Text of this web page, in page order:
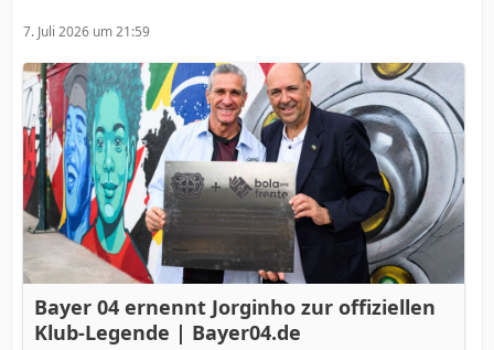
7. Juli 2026 um 21:59
Bayer 04 ernennt Jorginho zur offiziellen
Klub-Legende | Bayer04.de